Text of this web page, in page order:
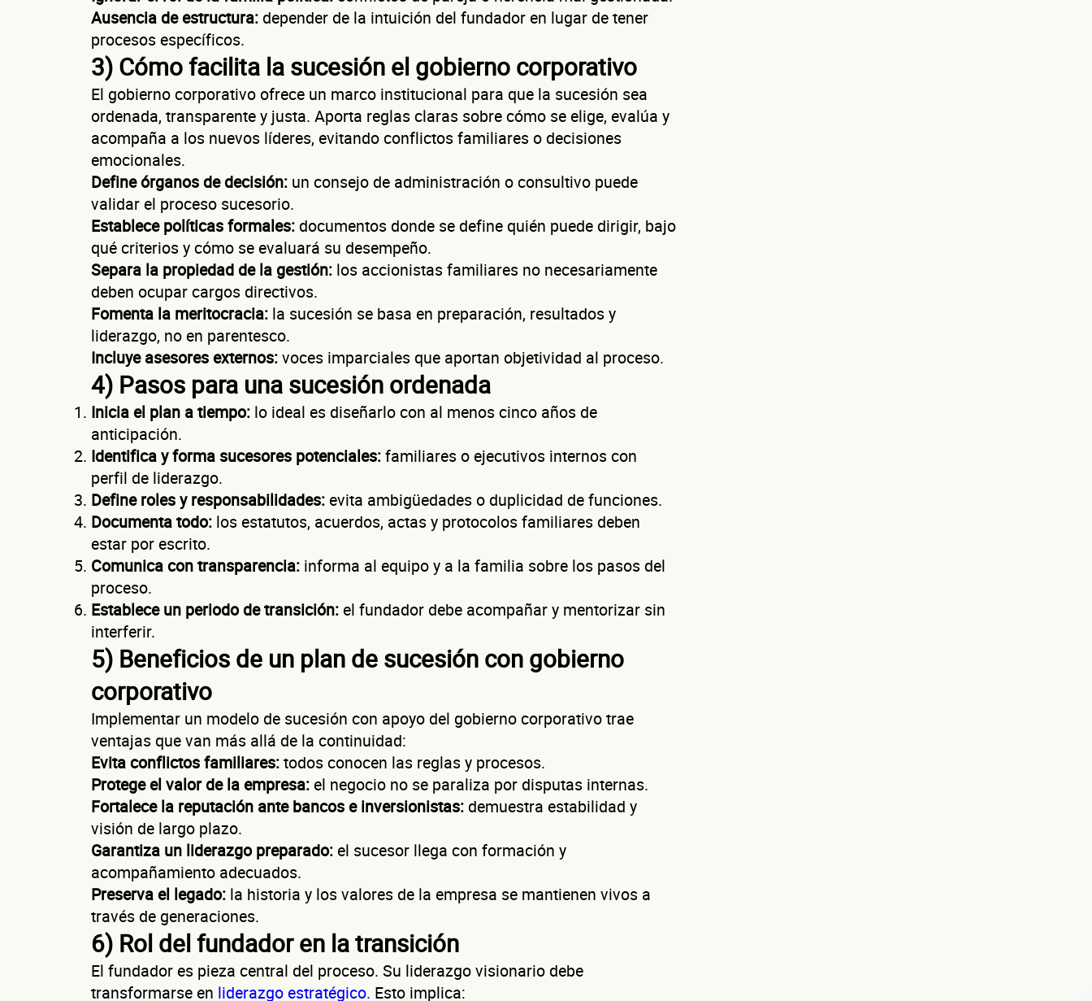
Ausencia de estructura: depender de la intuición del fundador en lugar de tener
procesos específicos.
3) Cómo facilita la sucesión el gobierno corporativo
El gobierno corporativo ofrece un marco institucional para que la sucesión sea
ordenada, transparente y justa. Aporta reglas claras sobre cómo se elige, evalúa y
acompaña a los nuevos líderes, evitando conflictos familiares o decisiones
emocionales.
Define órganos de decisión: un consejo de administración o consultivo puede
validar el proceso sucesorio.
Establece políticas formales: documentos donde se define quién puede dirigir, bajo
qué criterios y cómo se evaluará su desempeño.
Separa la propiedad de la gestión: los accionistas familiares no necesariamente
deben ocupar cargos directivos.
Fomenta la meritocracia: la sucesión se basa en preparación, resultados y
liderazgo, no en parentesco.
Incluye asesores externos:voces imparciales que aportan objetividad al proceso.
4) Pasos para una sucesión ordenada
Inicia el plan a tiempo: lo ideal es diseñarlo con al menos cinco años de
anticipación.
Identifica y forma sucesores potenciales:familiares o ejecutivos internos con
perfil de liderazgo.
Define roles y responsabilidades:evita ambigüedades o duplicidad de funciones.
Documenta todo: los estatutos, acuerdos, actas y protocolos familiares deben
estar por escrito.
Comunica con transparencia: informa al equipo y a la familia sobre los pasos del
proceso.
Establece un periodo de transición:el fundador debe acompañar y mentorizar sin
interferir.
5) Beneficios de un plan de sucesión con gobierno
corporativo
Implementar un modelo de sucesión con apoyo del gobierno corporativo trae
ventajas que van más allá de la continuidad:
Evita conflictos familiares:todos conocen las reglas y procesos.
Protege el valor de la empresa:el negocio no se paraliza por disputas internas.
Fortalece la reputación ante bancos e inversionistas: demuestra estabilidad y
visión de largo plazo.
Garantiza un liderazgo preparado:el sucesor llega con formación y
acompañamiento adecuados.
Preserva el legado: la historia y los valores de la empresa se mantienen vivos a
través de generaciones.
6) Rol del fundador en la transición
El fundador es pieza central del proceso. Su liderazgo visionario debe
transformarse en liderazgo estratégico. Esto implica:
negocio
¿Cuánto factura tu negocio al año?
No te preocupes, evaluamos cada caso de forma integral.
¿Cómo te
contactamos?
Nombre(s) Primer apellido
Teléfono Correo electrónico
Datos de tu
empresa
Sitio electrónico
RFC de la empresa
Código Postal
Dirección de la empresa: Calle Núm. Ext./Int.
+52empresas financiadas en los últimos 30 días